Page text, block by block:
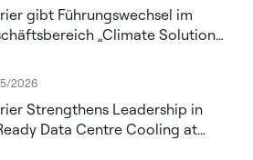
gibt Führungswechsel im
„Climate Solutions
President ernannt
2026
Strengthens Leadership in
Data Centre Cooling at